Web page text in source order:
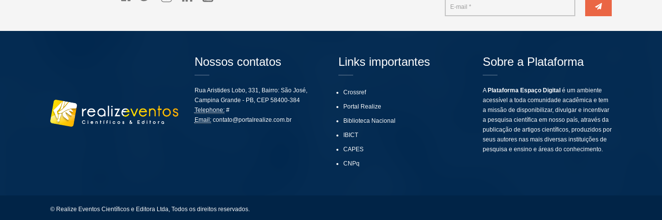
Nossos contatos
Rua Aristides Lobo, 331, Bairro: São José,
Campina Grande - PB, CEP 58400-384
Telephone:#
Email: contato@portalrealize.com.br
Links importantes
Crossref
Portal Realize
Biblioteca Nacional
IBICT
CAPES
CNPq
Sobre a Plataforma
A Plataforma Espaço Digital é um ambiente
acessível a toda comunidade acadêmica e tem
a missão de disponibilizar, divulgar e incentivar
a pesquisa científica em nosso país, através da
publicação de artigos científicos, produzidos por
seus autores nas mais diversas instituições de
pesquisa e ensino e áreas do conhecimento.
© Realize Eventos Científicos e Editora Ltda, Todos os direitos reservados.